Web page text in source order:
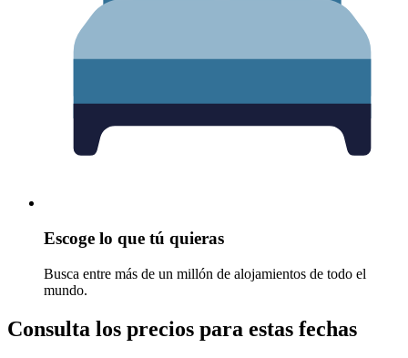
Escoge lo que tú quieras
Busca entre más de un millón de alojamientos de todo el
mundo.
Consulta los precios para estas fechas